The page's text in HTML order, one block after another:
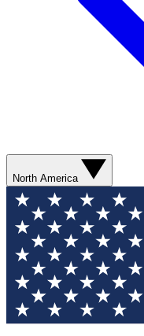
North America